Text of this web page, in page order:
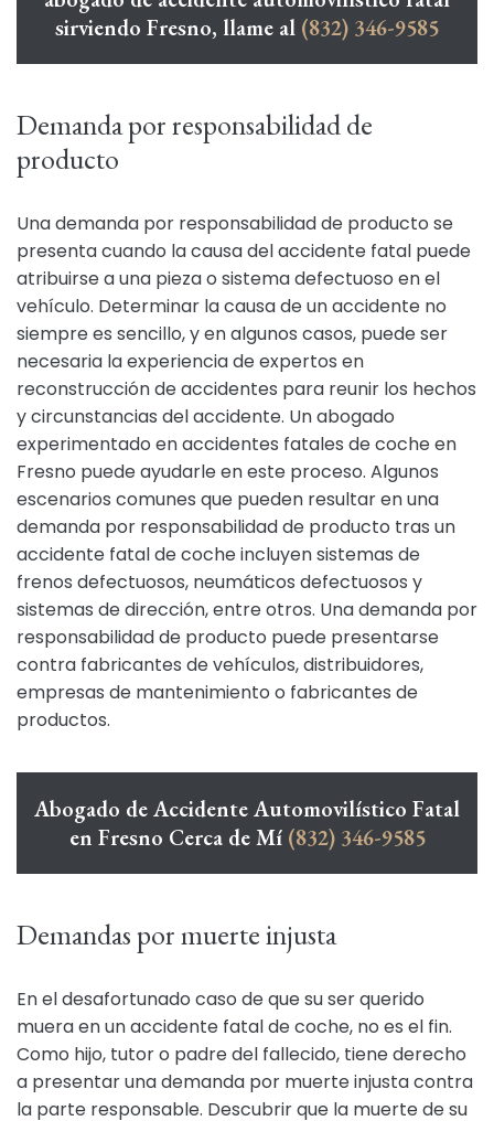
sirviendo Fresno, llame al (832) 346-9585
Demanda por responsabilidad de
producto
Una demanda por responsabilidad de producto se
presenta cuando la causa del accidente fatal puede
atribuirse a una pieza o sistema defectuoso en el
vehículo. Determinar la causa de un accidente no
siempre es sencillo, y en algunos casos, puede ser
necesaria la experiencia de expertos en
reconstrucción de accidentes para reunir los hechos
y circunstancias del accidente. Un abogado
experimentado en accidentes fatales de coche en
Fresno puede ayudarle en este proceso. Algunos
escenarios comunes que pueden resultar en una
demanda por responsabilidad de producto tras un
accidente fatal de coche incluyen sistemas de
frenos defectuosos, neumáticos defectuosos y
sistemas de dirección, entre otros. Una demanda por
responsabilidad de producto puede presentarse
contra fabricantes de vehículos, distribuidores,
empresas de mantenimiento o fabricantes de
productos.
Abogado de Accidente Automovilístico Fatal
en Fresno Cerca de Mí (832) 346-9585
Demandas por muerte injusta
En el desafortunado caso de que su ser querido
muera en un accidente fatal de coche, no es el fin.
Como hijo, tutor o padre del fallecido, tiene derecho
a presentar una demanda por muerte injusta contra
la parte responsable. Descubrir que la muerte de su